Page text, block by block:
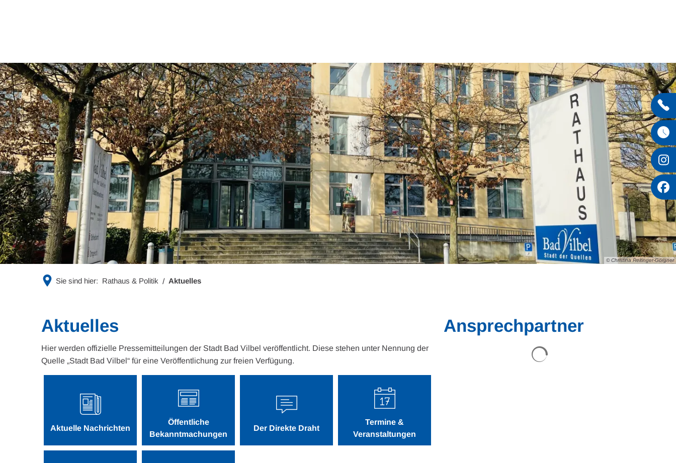
© Christina Reitinger-Görgner
Sie sind hier: Rathaus & Politik Aktuelles
Aktuelles
Hier werden offizielle Pressemitteilungen der Stadt Bad Vilbel veröffentlicht. Diese stehen unter Nennung der
Quelle „Stadt Bad Vilbel“ für eine Veröffentlichung zur freien Verfügung.
Aktuelle Nachrichten
Öffentliche
Bekanntmachungen
Der Direkte Draht
Termine &
Veranstaltungen
Ansprechpartner